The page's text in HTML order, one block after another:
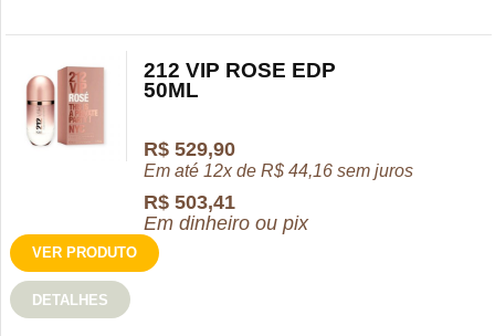
212 VIP ROSE EDP
50ML
R$ 529,90
Em até 12x deR$ 44,16 sem juros
R$ 503,41
Em dinheiro ou pix
VER PRODUTO
DETALHES